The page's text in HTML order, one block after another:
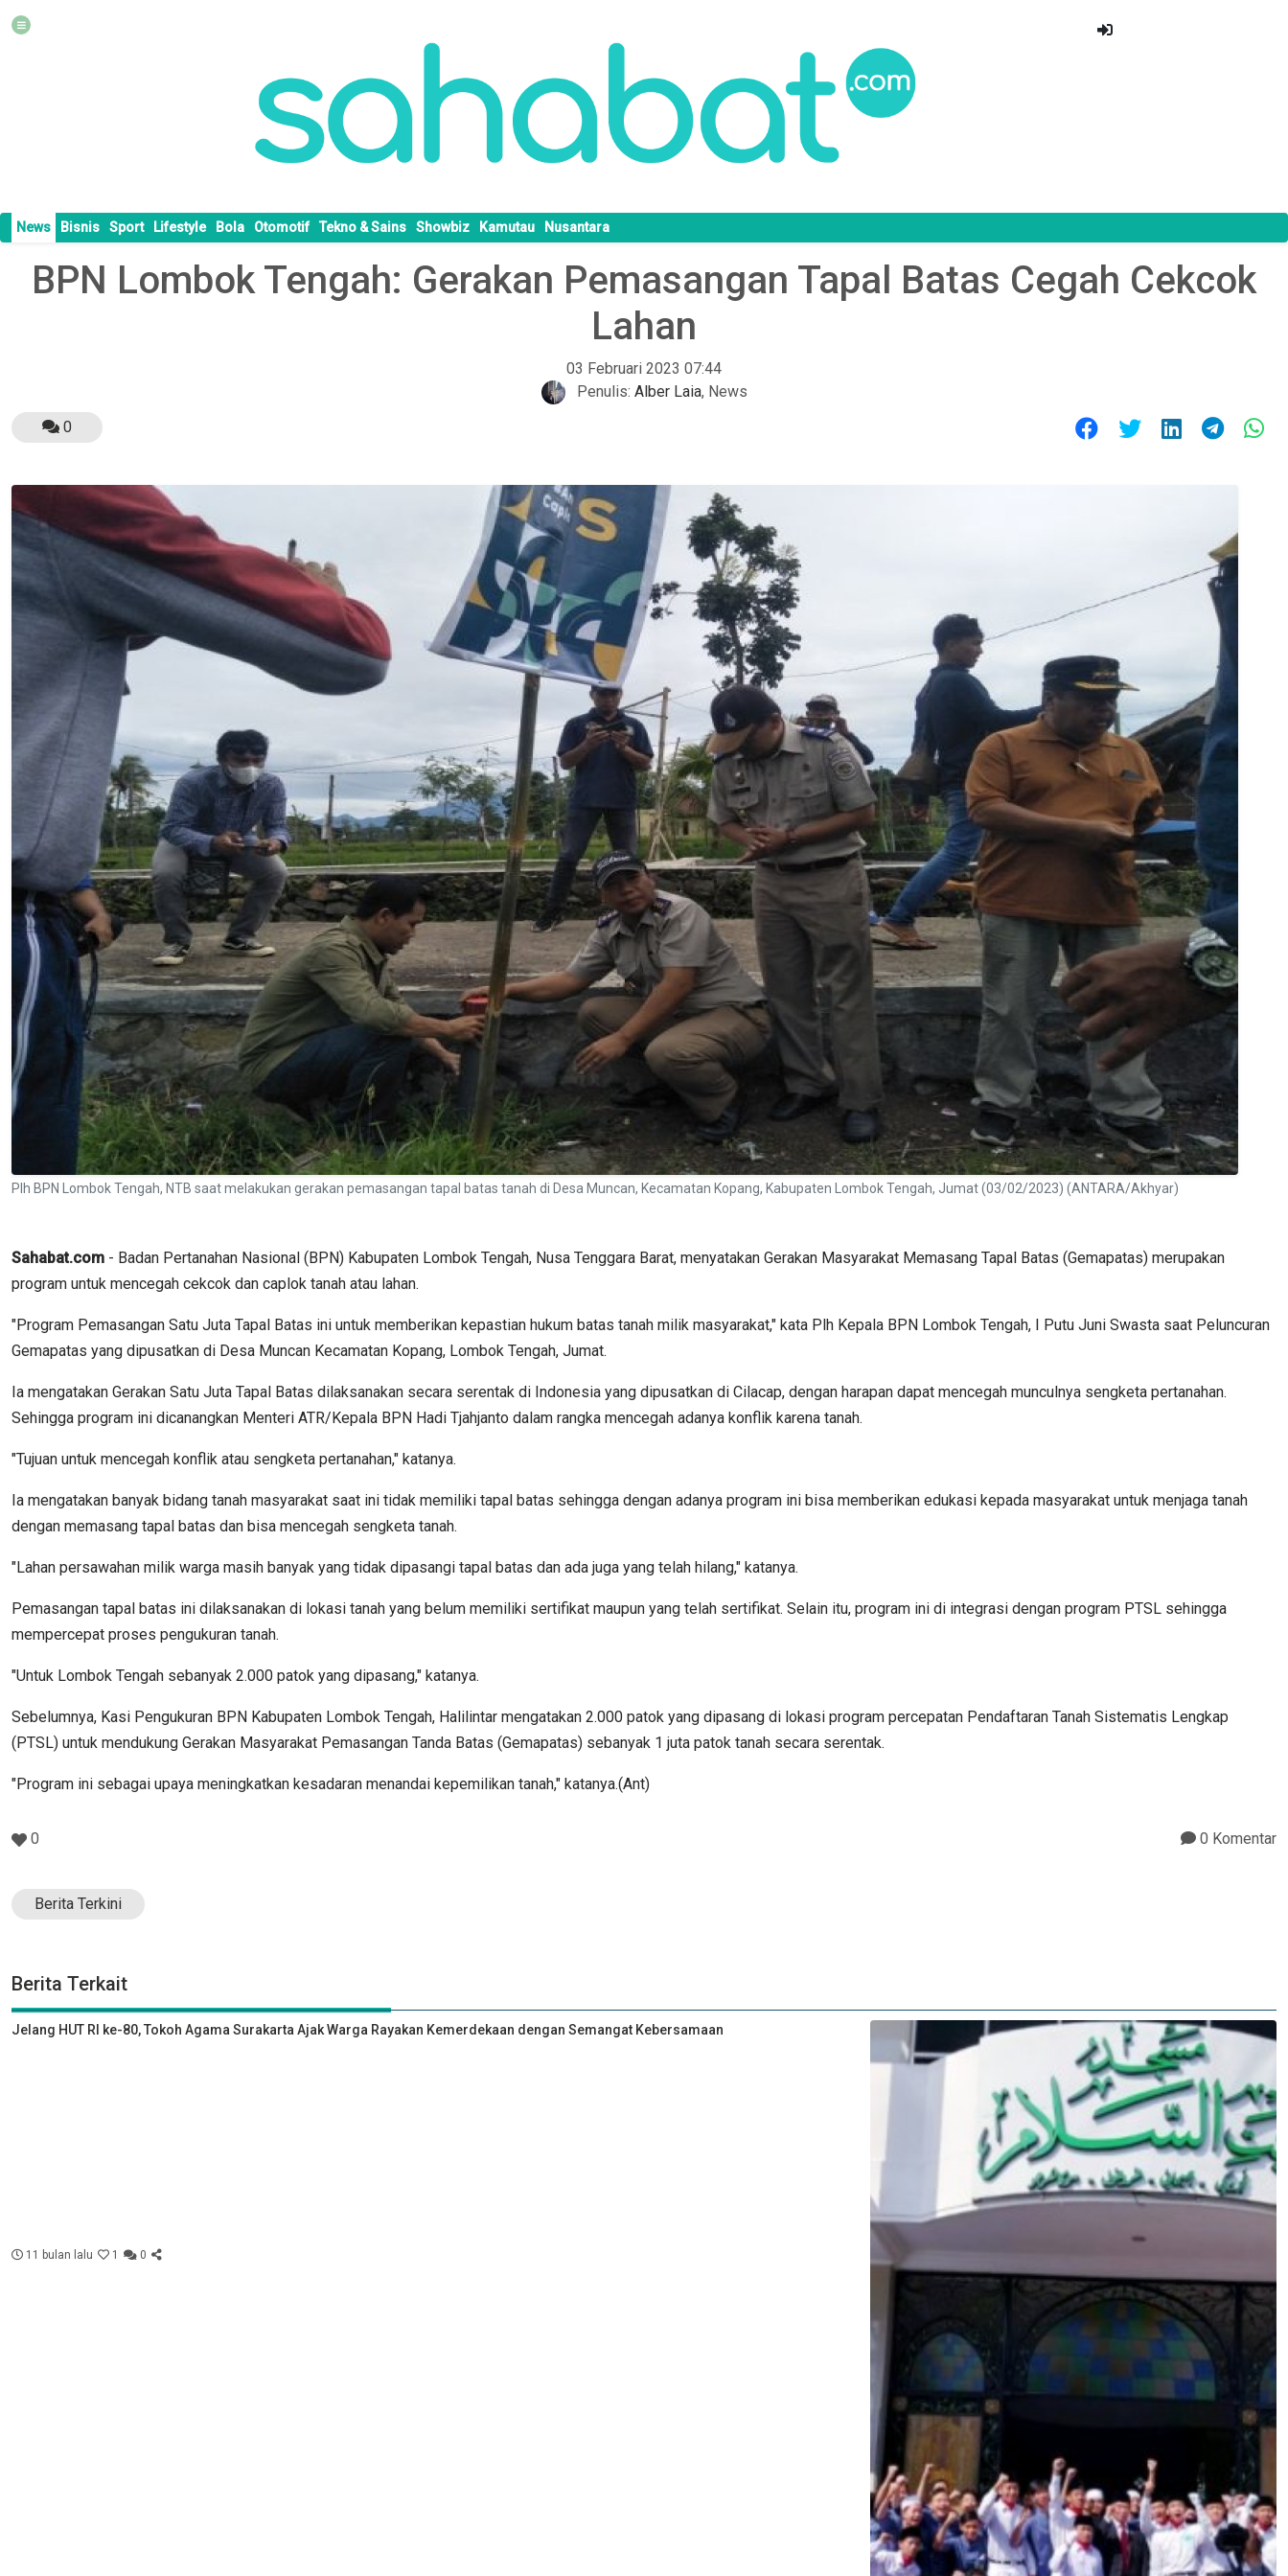
News Bisnis Sport Lifestyle Bola Otomotif Tekno & Sains Showbiz Kamutau Nusantara
BPN Lombok Tengah: Gerakan Pemasangan Tapal Batas Cegah Cekcok
Lahan
03 Februari 2023 07:44
Penulis: Alber Laia, News
0
Plh BPN Lombok Tengah, NTB saat melakukan gerakan pemasangan tapal batas tanah di Desa Muncan, Kecamatan Kopang, Kabupaten Lombok Tengah, Jumat (03/02/2023) (ANTARA/Akhyar)
Sahabat.com - Badan Pertanahan Nasional (BPN) Kabupaten Lombok Tengah, Nusa Tenggara Barat, menyatakan Gerakan Masyarakat Memasang Tapal Batas (Gemapatas) merupakan
program untuk mencegah cekcok dan caplok tanah atau lahan.
"Program Pemasangan Satu Juta Tapal Batas ini untuk memberikan kepastian hukum batas tanah milik masyarakat," kata Plh Kepala BPN Lombok Tengah, I Putu Juni Swasta saat Peluncuran
Gemapatas yang dipusatkan di Desa Muncan Kecamatan Kopang, Lombok Tengah, Jumat.
Ia mengatakan Gerakan Satu Juta Tapal Batas dilaksanakan secara serentak di Indonesia yang dipusatkan di Cilacap, dengan harapan dapat mencegah munculnya sengketa pertanahan.
Sehingga program ini dicanangkan Menteri ATR/Kepala BPN Hadi Tjahjanto dalam rangka mencegah adanya konflik karena tanah.
"Tujuan untuk mencegah konflik atau sengketa pertanahan," katanya.
Ia mengatakan banyak bidang tanah masyarakat saat ini tidak memiliki tapal batas sehingga dengan adanya program ini bisa memberikan edukasi kepada masyarakat untuk menjaga tanah
dengan memasang tapal batas dan bisa mencegah sengketa tanah.
"Lahan persawahan milik warga masih banyak yang tidak dipasangi tapal batas dan ada juga yang telah hilang," katanya.
Pemasangan tapal batas ini dilaksanakan di lokasi tanah yang belum memiliki sertifikat maupun yang telah sertifikat. Selain itu, program ini di integrasi dengan program PTSL sehingga
mempercepat proses pengukuran tanah.
"Untuk Lombok Tengah sebanyak 2.000 patok yang dipasang," katanya.
Sebelumnya, Kasi Pengukuran BPN Kabupaten Lombok Tengah, Halilintar mengatakan 2.000 patok yang dipasang di lokasi program percepatan Pendaftaran Tanah Sistematis Lengkap
(PTSL) untuk mendukung Gerakan Masyarakat Pemasangan Tanda Batas (Gemapatas) sebanyak 1 juta patok tanah secara serentak.
"Program ini sebagai upaya meningkatkan kesadaran menandai kepemilikan tanah," katanya.(Ant)
0 0 Komentar
Berita Terkini
Berita Terkait
Jelang HUT RI ke-80, Tokoh Agama Surakarta Ajak Warga Rayakan Kemerdekaan dengan Semangat Kebersamaan
11 bulan lalu 1 0